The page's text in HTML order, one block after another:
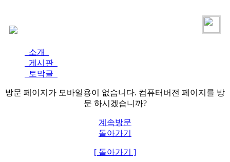
소개
게시판
토막글
방문 페이지가 모바일용이 없습니다. 컴퓨터버전 페이지를 방
문 하시겠습니까?
계속방문
돌아가기
[ 돌아가기 ]